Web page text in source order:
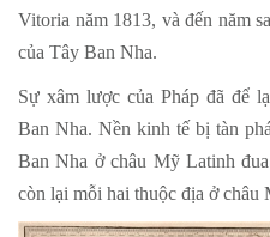
Vitoria năm 1813, và đến năm
của Tây Ban Nha.
Sự xâm lược của Pháp đã để
Ban Nha. Nền kinh tế bị tàn
Ban Nha ở châu Mỹ Latinh
còn lại mỗi hai thuộc địa ở châu